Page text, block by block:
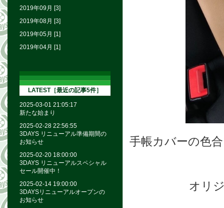
手帳カバーの色
オリ
2019年09月 [3]
2019年08月 [3]
2019年05月 [1]
2019年04月 [1]
LATEST［最近の記事5件］
2025-03-01 21:05:17
新たな始まり
2025-02-28 22:56:55
3DAYS リニューアル準備期間の
お知らせ
2025-02-20 18:00:00
3DAYS リニューアルスペシャル
セール開催中！
2025-02-14 19:00:00
3DAYSリニューアルオープンの
お知らせ